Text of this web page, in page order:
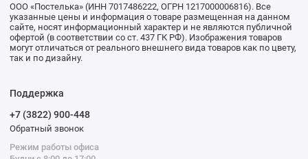
ООО «Постелька» (ИНН 7017486222, ОГРН 1217000006816). Все
указанные цены и информация о товаре размещенная на данном
сайте, носят информационный характер и не являются публичной
офертой (в соответствии со ст. 437 ГК РФ). Изображения товаров
могут отличаться от реального внешнего вида товаров как по цвету,
так и по дизайну.
Поддержка
+7 (3822) 900-448
Обратный звонок
Режим работы офиса